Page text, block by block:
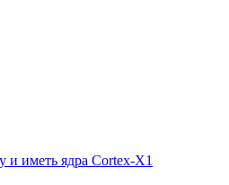
и иметь ядра Cortex-X1